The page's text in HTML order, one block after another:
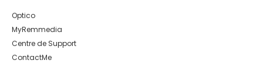
Optico
MyRemmedia
Centre de Support
ContactMe